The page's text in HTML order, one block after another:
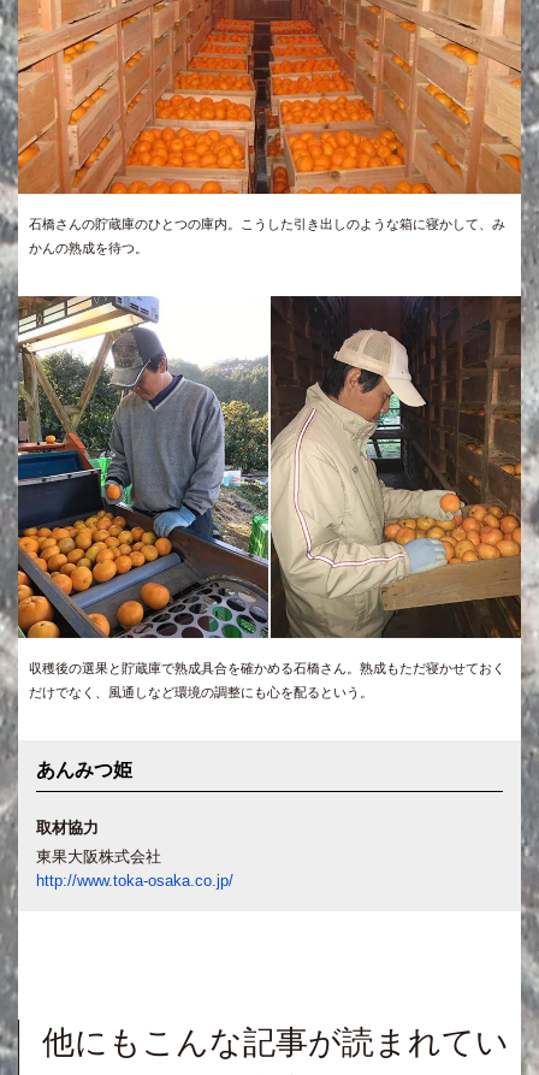
石橋さんの貯蔵庫のひとつの庫内。こうした引き出しのような箱に寝かして、み
かんの熟成を待つ。
収穫後の選果と貯蔵庫で熟成具合を確かめる石橋さん。熟成もただ寝かせておく
だけでなく、風通しなど環境の調整にも心を配るという。
あんみつ姫
取材協力
東果大阪株式会社
http://www.toka-osaka.co.jp/
他にもこんな記事が読まれてい